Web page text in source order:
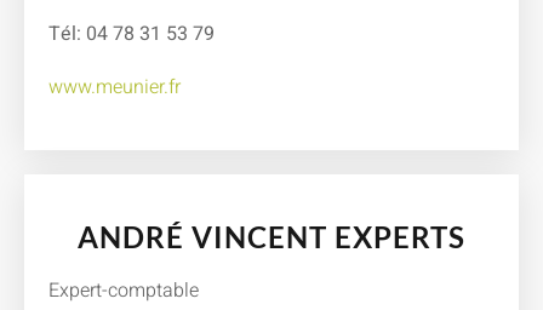
Tél: 04 78 31 53 79
www.meunier.fr
ANDRÉ VINCENT EXPERTS
Expert-comptable